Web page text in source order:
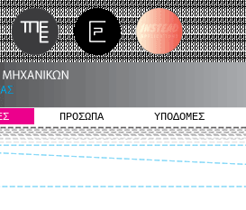
ΠΡΟΣΩΠΑ ΥΠΟΔΟΜΕΣ